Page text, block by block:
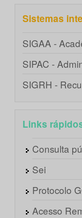
Sistemas
SIGAA -
SIPAC -
SIGRH -
Links
Consulta
Sei
Protocolo
Acesso